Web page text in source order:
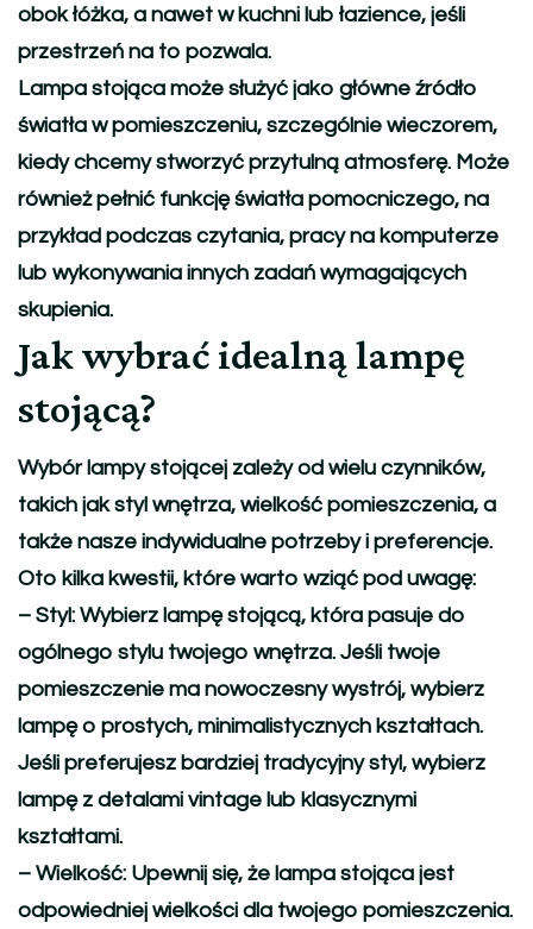
obok łóżka, a nawet w kuchni lub łazience, jeśli
przestrzeń na to pozwala.
Lampa stojąca może służyć jako główne źródło
światła w pomieszczeniu, szczególnie wieczorem,
kiedy chcemy stworzyć przytulną atmosferę. Może
również pełnić funkcję światła pomocniczego, na
przykład podczas czytania, pracy na komputerze
lub wykonywania innych zadań wymagających
skupienia.
Jak wybrać idealną lampę
stojącą?
Wybór lampy stojącej zależy od wielu czynników,
takich jak styl wnętrza, wielkość pomieszczenia, a
także nasze indywidualne potrzeby i preferencje.
Oto kilka kwestii, które warto wziąć pod uwagę:
– Styl: Wybierz lampę stojącą, która pasuje do
ogólnego stylu twojego wnętrza. Jeśli twoje
pomieszczenie ma nowoczesny wystrój, wybierz
lampę o prostych, minimalistycznych kształtach.
Jeśli preferujesz bardziej tradycyjny styl, wybierz
lampę z detalami vintage lub klasycznymi
kształtami.
– Wielkość: Upewnij się, że lampa stojąca jest
odpowiedniej wielkości dla twojego pomieszczenia.